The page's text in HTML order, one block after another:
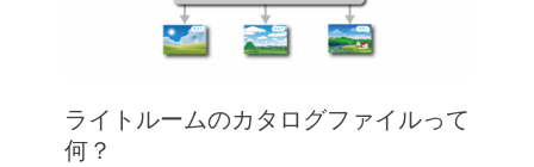
ライトルームのカタログファイルって
何？